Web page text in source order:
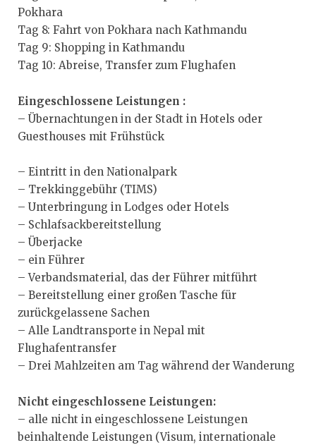
Pokhara
Tag 8: Fahrt von Pokhara nach Kathmandu
Tag 9: Shopping in Kathmandu
Tag 10: Abreise, Transfer zum Flughafen
Eingeschlossene Leistungen :
– Übernachtungen in der Stadt in Hotels oder
Guesthouses mit Frühstück
– Eintritt in den Nationalpark
– Trekkinggebühr (TIMS)
– Unterbringung in Lodges oder Hotels
– Schlafsackbereitstellung
– Überjacke
– ein Führer
– Verbandsmaterial, das der Führer mitführt
– Bereitstellung einer großen Tasche für
zurückgelassene Sachen
– Alle Landtransporte in Nepal mit
Flughafentransfer
– Drei Mahlzeiten am Tag während der Wanderung
Nicht eingeschlossene Leistungen:
– alle nicht in eingeschlossene Leistungen
beinhaltende Leistungen (Visum, internationale